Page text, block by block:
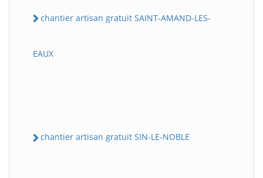
chantier artisan gratuit SAINT-AMAND-LES-
EAUX
chantier artisan gratuit SIN-LE-NOBLE